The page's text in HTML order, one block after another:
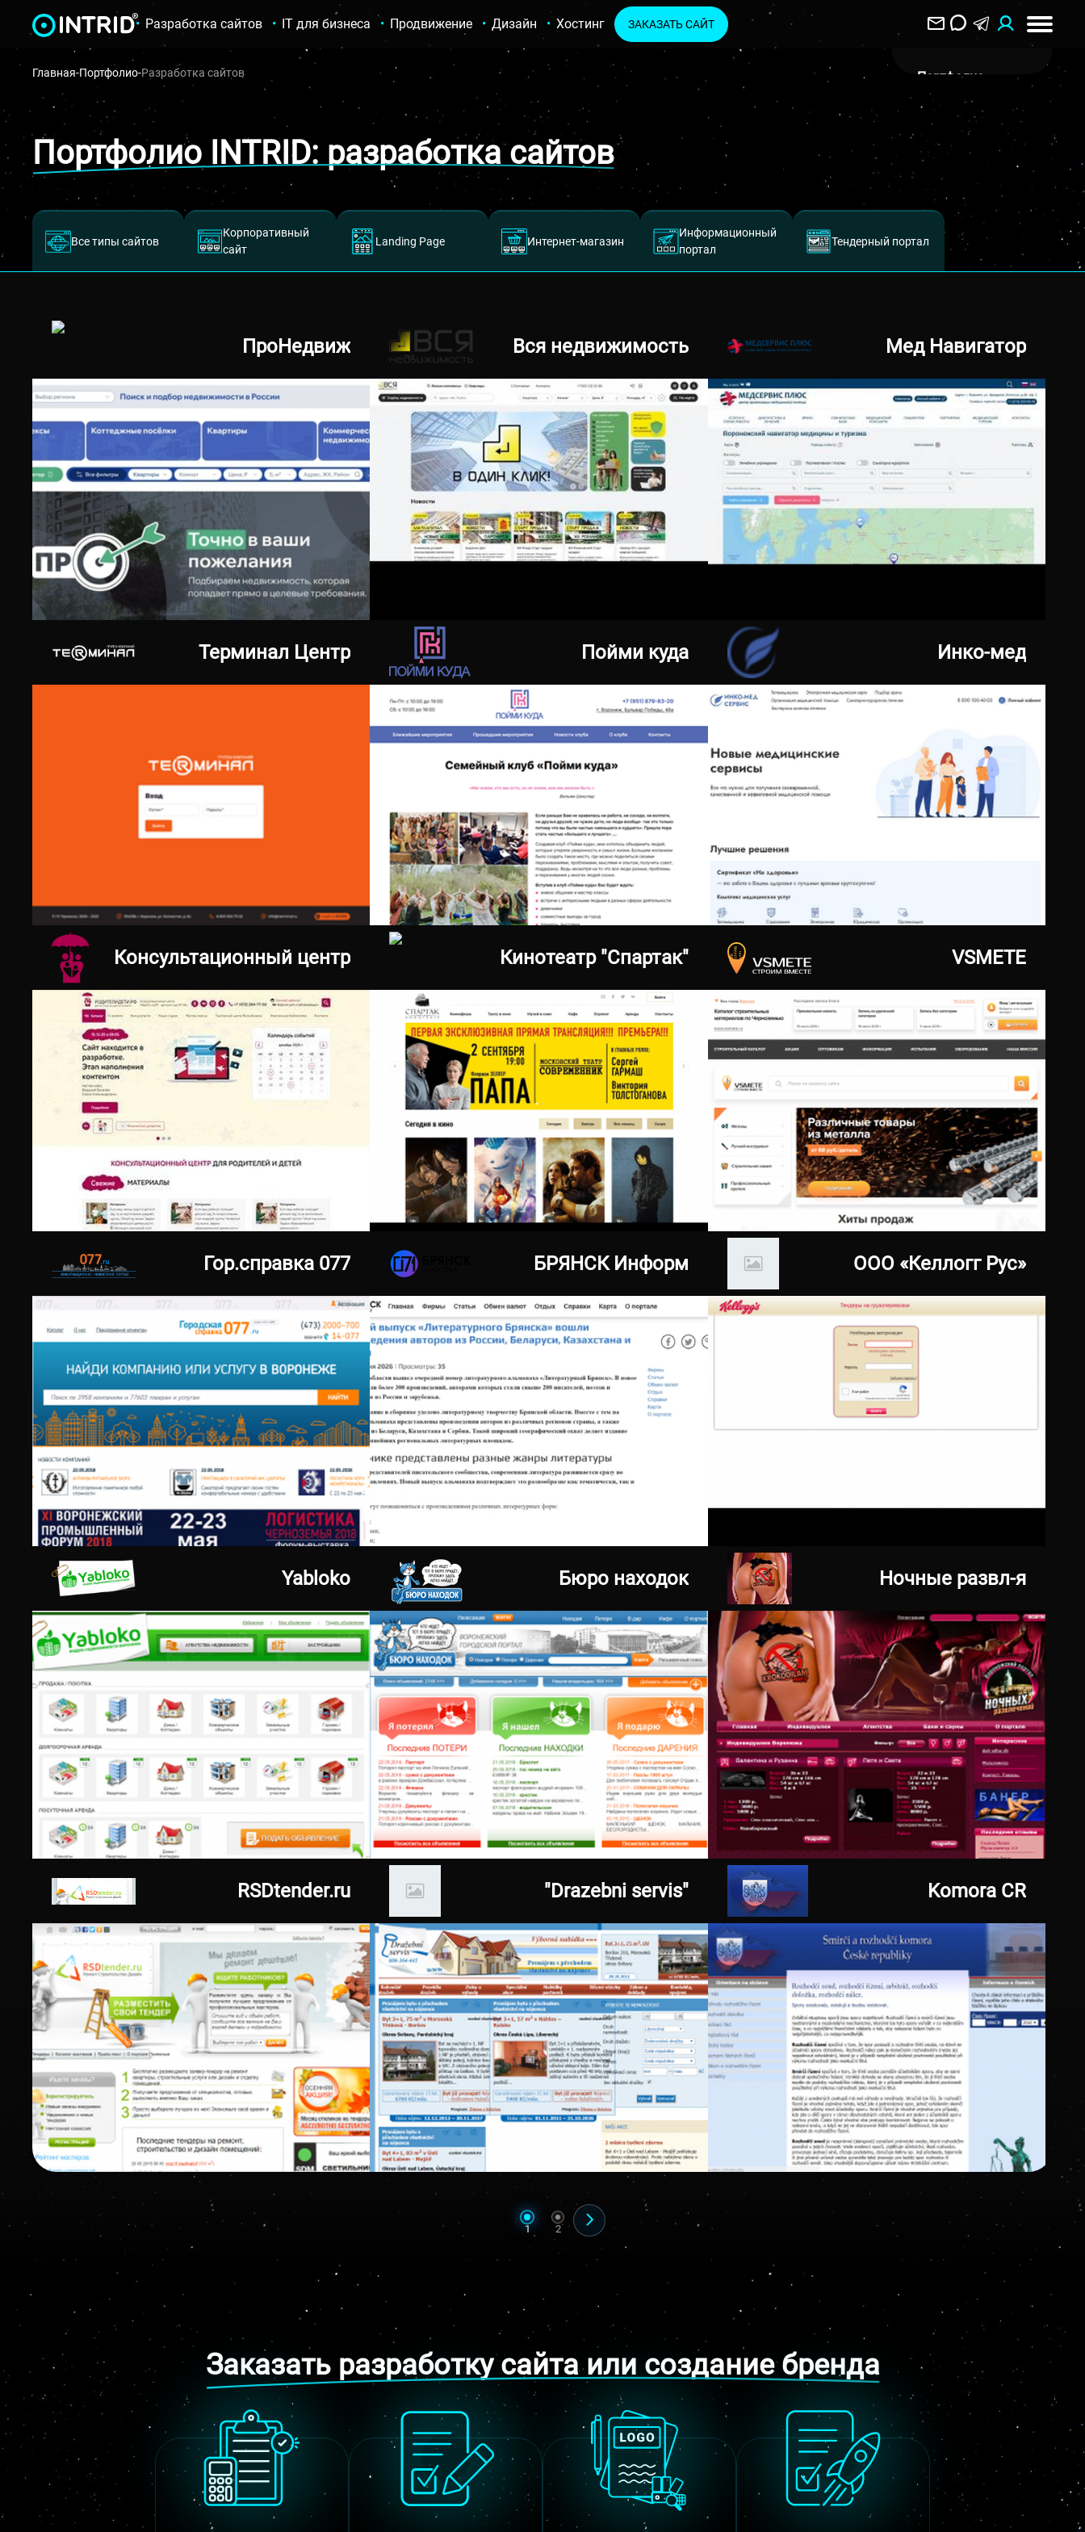
Разработка сайтов IT для бизнеса Продвижение Дизайн Хостинг ЗАКАЗАТЬ САЙТ
Портфолио
О Компании
Клиентам
Отзывы
Блог
Вакансии
Контакты
ЗАКАЗАТЬ САЙТ
Главная-Портфолио-Разработка сайтов
Портфолио INTRID: разработка сайтов
Все типы сайтов
Корпоративный
сайт
Landing Page Интернет-магазин
Информационный
портал
Тендерный портал
ПроНедвиж Вся недвижимость
07.08.2024
Мед Навигатор
28.11.2023
Терминал Центр
17.11.2023
Пойми куда
22.12.2022
Инко-мед
29.06.2021
Консультационный центр Кинотеатр "Спартак" VSMETE
Гор.справка 077
10.01.2017
БРЯНСК Информ
01.01.2016
ООО «Келлогг Рус»
11.05.2015
Yabloko Бюро находок Ночные развл-я
17.07.2011
RSDtender.ru
31.12.2010
"Drazebni servis"
www.drazebniservis.cz
Komora CR
www.srkcr.cz
1 2
Заказать разработку сайта или создание бренда